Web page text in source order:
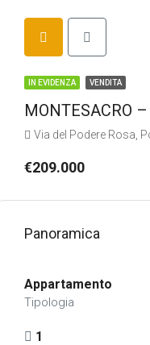
IN EVIDENZA VENDITA
MONTESACRO
Via del Podere Rosa, Ponte
€209.000
Panoramica
Appartamento
Tipologia
1